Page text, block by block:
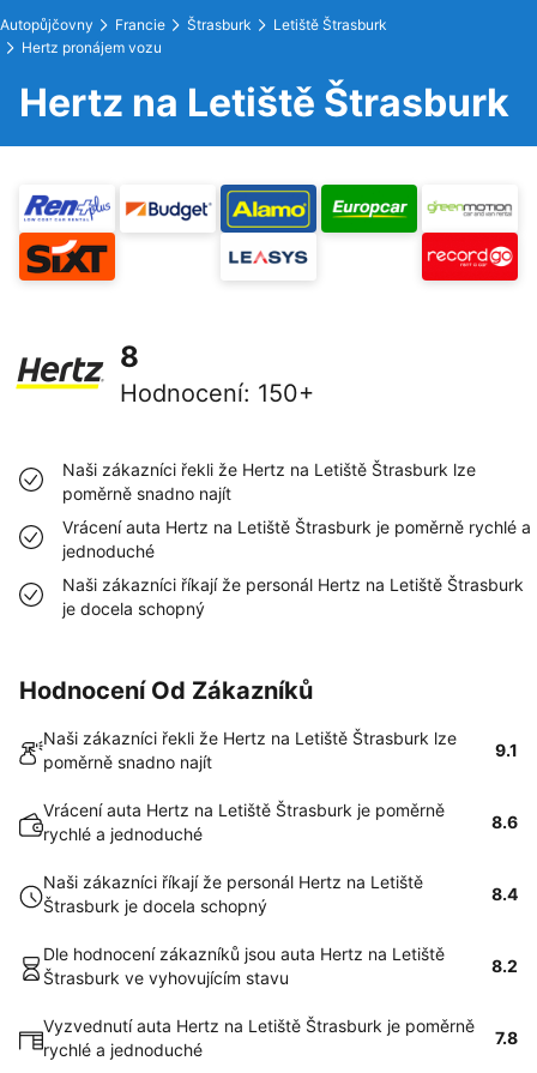
Autopůjčovny Francie Štrasburk
Letiště Štrasburk
Hertz pronájem vozu
Hertz na Letiště Štrasburk
8
Hodnocení: 150+
Naši zákazníci řekli že Hertz na Letiště Štrasburk lze
poměrně snadno najít
Vrácení auta Hertz na Letiště Štrasburk je poměrně rychlé a
jednoduché
Naši zákazníci říkají že personál Hertz na Letiště Štrasburk
je docela schopný
Hodnocení Od Zákazníků
Naši zákazníci řekli že Hertz na Letiště Štrasburk lze
poměrně snadno najít
9.1
Vrácení auta Hertz na Letiště Štrasburk je poměrně
rychlé a jednoduché
8.6
Naši zákazníci říkají že personál Hertz na Letiště
Štrasburk je docela schopný
8.4
Dle hodnocení zákazníků jsou auta Hertz na Letiště
Štrasburk ve vyhovujícím stavu
8.2
Vyzvednutí auta Hertz na Letiště Štrasburk je poměrně
rychlé a jednoduché
7.8